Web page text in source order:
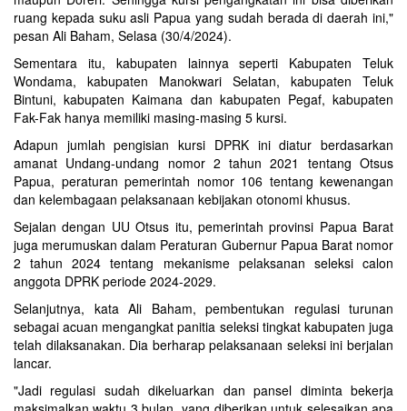
ruang kepada suku asli Papua yang sudah berada di daerah ini,"
pesan Ali Baham, Selasa (30/4/2024).
Sementara itu, kabupaten lainnya seperti Kabupaten Teluk
Wondama, kabupaten Manokwari Selatan, kabupaten Teluk
Bintuni, kabupaten Kaimana dan kabupaten Pegaf, kabupaten
Fak-Fak hanya memiliki masing-masing 5 kursi.
Adapun jumlah pengisian kursi DPRK ini diatur berdasarkan
amanat Undang-undang nomor 2 tahun 2021 tentang Otsus
Papua, peraturan pemerintah nomor 106 tentang kewenangan
dan kelembagaan pelaksanaan kebijakan otonomi khusus.
Sejalan dengan UU Otsus itu, pemerintah provinsi Papua Barat
juga merumuskan dalam Peraturan Gubernur Papua Barat nomor
2 tahun 2024 tentang mekanisme pelaksanan seleksi calon
anggota DPRK periode 2024-2029.
Selanjutnya, kata Ali Baham, pembentukan regulasi turunan
sebagai acuan mengangkat panitia seleksi tingkat kabupaten juga
telah dilaksanakan. Dia berharap pelaksanaan seleksi ini berjalan
lancar.
"Jadi regulasi sudah dikeluarkan dan pansel diminta bekerja